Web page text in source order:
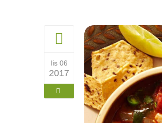
lis 06
2017